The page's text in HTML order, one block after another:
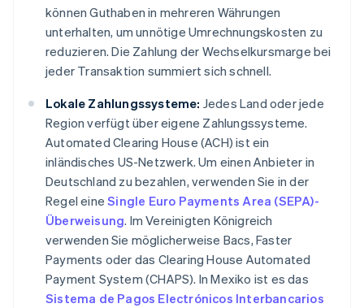
können Guthaben in mehreren Währungen
unterhalten, um unnötige Umrechnungskosten zu
reduzieren. Die Zahlung der Wechselkursmarge bei
jeder Transaktion summiert sich schnell.
Lokale Zahlungssysteme: Jedes Land oder jede
Region verfügt über eigene Zahlungssysteme.
Automated Clearing House (ACH) ist ein
inländisches US-Netzwerk. Um einen Anbieter in
Deutschland zu bezahlen, verwenden Sie in der
Regel eineSingle Euro Payments Area (SEPA)-
Überweisung. Im Vereinigten Königreich
verwenden Sie möglicherweise Bacs, Faster
Payments oder das Clearing House Automated
Payment System (CHAPS). In Mexiko ist es das
Sistema de Pagos Electrónicos Interbancarios